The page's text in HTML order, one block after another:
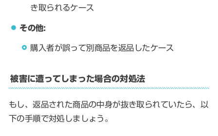
き取られるケース
その他:
購入者が誤って別商品を返品したケース
被害に遭ってしまった場合の対処法
もし、返品された商品の中身が抜き取られていたら、以
下の手順で対処しましょう。